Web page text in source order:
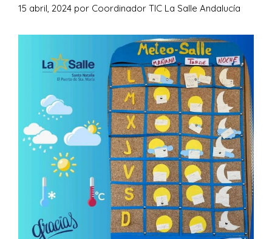
15 abril, 2024 por Coordinador TIC La Salle Andalucía